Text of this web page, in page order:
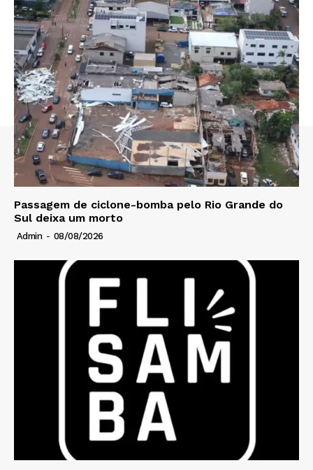
Passagem de ciclone-bomba pelo Rio Grande do
Sul deixa um morto
Admin - 08/08/2026